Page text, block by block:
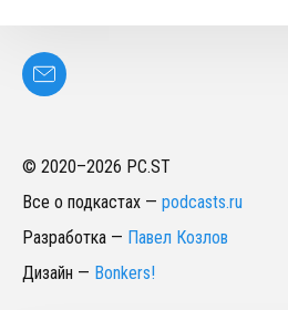
© 2020–2026 PC.ST
Все о подкастах — podcasts.ru
Разработка — Павел Козлов
Дизайн — Bonkers!